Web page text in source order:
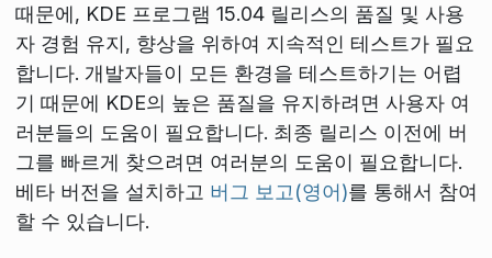
때문에, KDE 프로그램 15.04 릴리스의 품질 및 사용
자 경험 유지, 향상을 위하여 지속적인 테스트가 필요
합니다. 개발자들이 모든 환경을 테스트하기는 어렵
기 때문에 KDE의 높은 품질을 유지하려면 사용자 여
러분들의 도움이 필요합니다. 최종 릴리스 이전에 버
그를 빠르게 찾으려면 여러분의 도움이 필요합니다.
베타 버전을 설치하고 버그 보고(영어)를 통해서 참여
할 수 있습니다.